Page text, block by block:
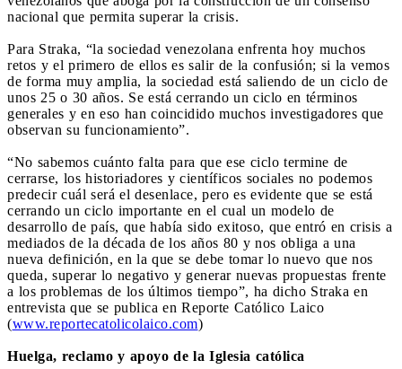
nacional que permita superar la crisis.
Para Straka, “la sociedad venezolana enfrenta hoy muchos
retos y el primero de ellos es salir de la confusión; si la vemos
de forma muy amplia, la sociedad está saliendo de un ciclo de
unos 25 o 30 años. Se está cerrando un ciclo en términos
generales y en eso han coincidido muchos investigadores que
observan su funcionamiento”.
“No sabemos cuánto falta para que ese ciclo termine de
cerrarse, los historiadores y científicos sociales no podemos
predecir cuál será el desenlace, pero es evidente que se está
cerrando un ciclo importante en el cual un modelo de
desarrollo de país, que había sido exitoso, que entró en crisis a
mediados de la década de los años 80 y nos obliga a una
nueva definición, en la que se debe tomar lo nuevo que nos
queda, superar lo negativo y generar nuevas propuestas frente
a los problemas de los últimos tiempo”, ha dicho Straka en
entrevista que se publica en Reporte Católico Laico
(www.reportecatolicolaico.com)
Huelga, reclamo y apoyo de la Iglesia católica